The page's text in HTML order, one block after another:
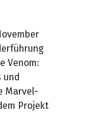
Venom:
und
Marvel-
Projekt